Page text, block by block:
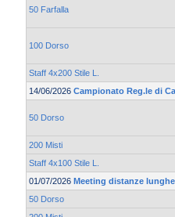
50 Farfalla
100 Dorso
Staff 4x200 Stile L.
14/06/2026 Campionato Reg.le di
50 Dorso
200 Misti
Staff 4x100 Stile L.
01/07/2026 Meeting distanze
50 Dorso